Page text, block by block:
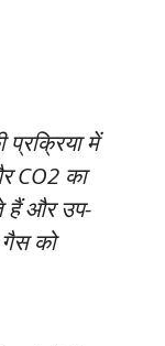
में
CO2 का
हैं और उप-
को